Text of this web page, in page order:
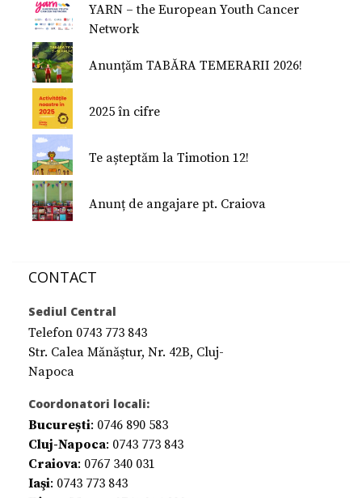
Studiu Temerarii
Nu Mi-e Frică!
YARN – the European Youth Cancer
Network
Anunțăm TABĂRA TEMERARII 2026!
2025 în cifre
Te așteptăm la Timotion 12!
Anunț de angajare pt. Craiova
CONTACT
Sediul Central
Telefon 0743 773 843
Str. Calea Mănăştur, Nr. 42B, Cluj-
Napoca
Coordonatori locali:
București: 0746 890 583
Cluj-Napoca: 0743 773 843
Craiova: 0767 340 031
Iaşi: 0743 773 843